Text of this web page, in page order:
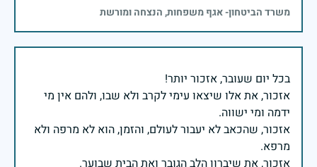
משרד הביטחון- אגף משפחות, הנצחה ומורשת
אזכור, את אלו שיצאו עימי לקרב ולא שבו, ולהם אין מי
אזכור, שהכאב לא יעבור לעולם, והזמן, הוא לא מרפה ולא